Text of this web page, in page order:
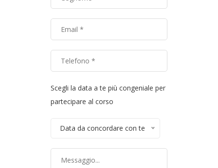
Scegli la data a te più congeniale per
partecipare al corso
Data da concordare con te